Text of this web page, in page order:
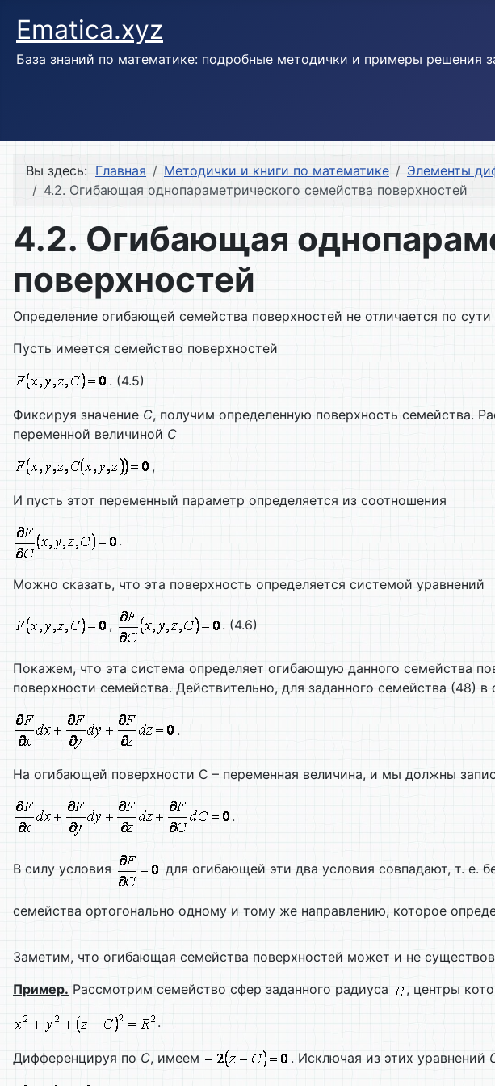
Ematica.xyz
База знаний по математике: подробные методички и примеры решения
Вы здесь: Главная Методички и книги по математике
Элементы
4.2. Огибающая однопараметрического семейства поверхностей
4.2. Огибающая
поверхностей
Определение огибающей семейства поверхностей не отличается по
Пусть имеется семейство поверхностей
. (4.5)
Фиксируя значение С, получим определенную поверхность семейства.
переменной величиной С
,
И пусть этот переменный параметр определяется из соотношения
.
Можно сказать, что эта поверхность определяется системой уравнений
, . (4.6)
Покажем, что эта система определяет огибающую данного семейства
поверхности семейства. Действительно, для заданного семейства (48) в
.
На огибающей поверхности С – переменная величина, и мы должны
.
В силу условия для огибающей эти два условия совпадают, т. е.
семейства ортогонально одному и тому же направлению, которое
Заметим, что огибающая семейства поверхностей может и не
Пример. Рассмотрим семейство сфер заданного радиуса , центры
.
Дифференцируя по С, имеем . Исключая из этих уравнений